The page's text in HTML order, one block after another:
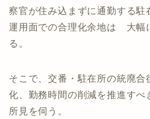
察官が住み込まずに通勤する駐
運用面での合理化余地は 大幅
る。
そこで、交番・駐在所の統廃合
化、勤務時間の削減を推進すべ
所見を伺う。